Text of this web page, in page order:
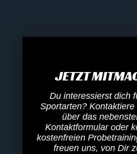
JETZT
Du interessierst dich
Sportarten?
über das
Kontaktformular oder
kostenfreien
freuen uns, von Dir